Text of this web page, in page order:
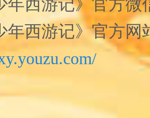
年西游记》官方微
年西游记》官方网